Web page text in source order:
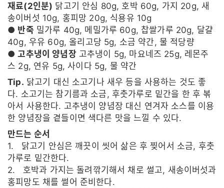
재료(2인분) 닭고기 안심 80g, 호박 60g, 가지 20g, 새
송이버섯 10g, 홍피망 20g, 식용유 10g
● 반죽 밀가루 40g, 메밀가루 60g, 찹쌀가루 20g, 달걀
40g, 우유 60g, 올리고당 5g, 소금 약간, 물 적당량
● 고추냉이 양념장고추냉이 5g, 마요네즈 25g, 레몬주
스 2g, 연유 5g, 사이다 5g, 물 약간
Tip. 닭고기 대신 소고기나 새우 등을 사용하는 것도 좋
다. 소고기는 참기름과 소금, 후춧가루로 밑간을 한 후 볶
아서 사용한다. 고추냉이 양념장 대신 연겨자 소스를 이용
한 양념장을 곁들이면 색다른 맛을 느낄 수 있다.
만드는 순서
1. 닭고기 안심은 깨끗이 씻어 삶은 후 찢어서 소금, 후춧
가루로 밑간한다.
2. 호박과 가지는 돌려깎기해서 채로 썰고, 새송이버섯과
홍피망도 채를 썰어 준비한다.